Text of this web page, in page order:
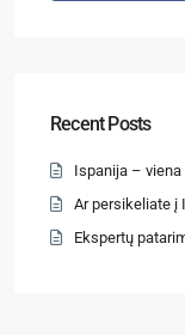
Recent Posts
Ispanija –
Ar persikeliate į
Ekspertų